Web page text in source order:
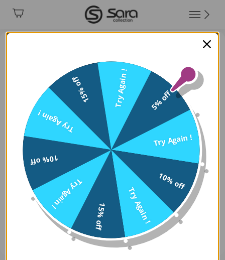
5% off
Try Again !
10% off
Try Again !
15% off
Try Again !
10% off
Try Again !
15% off Try Again !